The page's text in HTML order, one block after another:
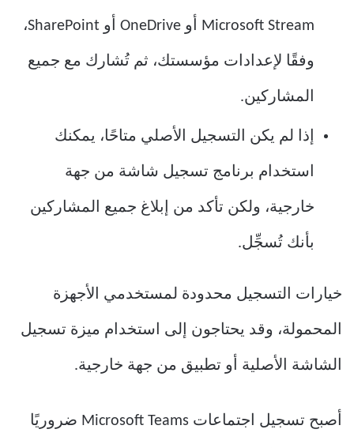
Microsoft Stream أو OneDrive أو SharePoint،
وفقًا لإعدادات مؤسستك، ثم تُشارك مع جميع
المشاركين.
إذا لم يكن التسجيل الأصلي متاحًا، يمكنك
استخدام برنامج تسجيل شاشة من جهة
خارجية، ولكن تأكد من إبلاغ جميع المشاركين
بأنك تُسجِّل.
خيارات التسجيل محدودة لمستخدمي الأجهزة
المحمولة، وقد يحتاجون إلى استخدام ميزة تسجيل
الشاشة الأصلية أو تطبيق من جهة خارجية.
أصبح تسجيل اجتماعات Microsoft Teams ضروريًا